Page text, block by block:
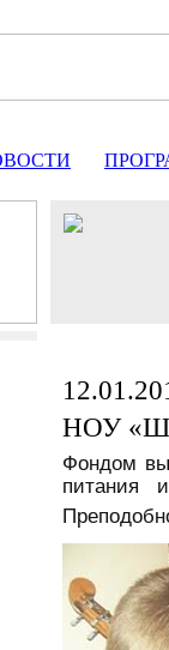
НОУ
Фондом
питания